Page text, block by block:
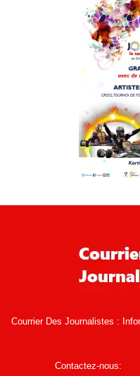
Courrier Des Journalistes :
Contactez-nous: